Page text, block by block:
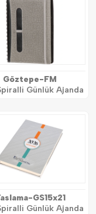
Göztepe-FM
Günlük Ajanda
GS15x21
Günlük Ajanda